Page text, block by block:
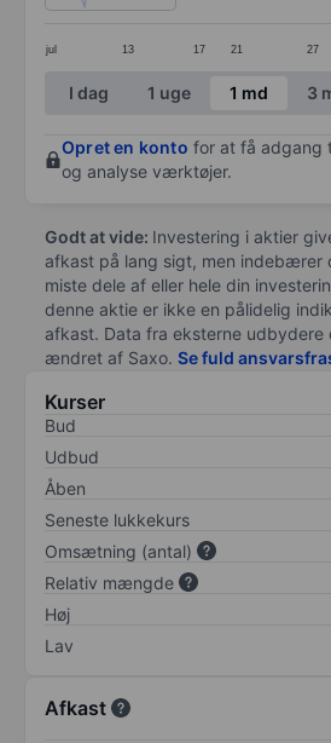
jul 13 17 21 27
End of interactive chart.
I dag 1 uge 1 md 3
Opret en konto for at få adgang
og analyse værktøjer.
Godt at vide: Investering i aktier
afkast på lang sigt, men indebærer
miste dele af eller hele din
denne aktie er ikke en pålidelig
afkast. Data fra eksterne udbydere
ændret af Saxo. Se fuld
Kurser
Bud
Udbud
Åben
Seneste lukkekurs
Omsætning (antal)
Relativ mængde
Høj
Lav
Afkast